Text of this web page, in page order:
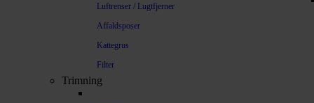
Luftrenser / Lugtfjerner
Affaldsposer
Kattegrus
Filter
Trimning